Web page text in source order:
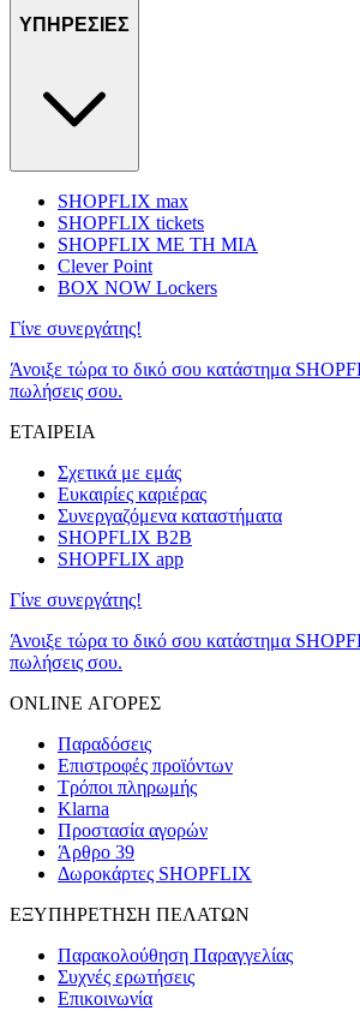
ΥΠΗΡΕΣΙΕΣ
SHOPFLIX max
SHOPFLIX tickets
SHOPFLIX ΜΕ ΤΗ ΜΙΑ
Clever Point
BOX NOW Lockers
Γίνε συνεργάτης!
Άνοιξε τώρα το δικό σου κατάστημα
πωλήσεις σου.
ΕΤΑΙΡΕΙΑ
Σχετικά με εμάς
Ευκαιρίες καριέρας
Συνεργαζόμενα καταστήματα
SHOPFLIX B2B
SHOPFLIX app
Γίνε συνεργάτης!
Άνοιξε τώρα το δικό σου κατάστημα
πωλήσεις σου.
ONLINE ΑΓΟΡΕΣ
Παραδόσεις
Επιστροφές προϊόντων
Τρόποι πληρωμής
Klarna
Προστασία αγορών
Άρθρο 39
Δωροκάρτες SHOPFLIX
ΕΞΥΠΗΡΕΤΗΣΗ ΠΕΛΑΤΩΝ
Παρακολούθηση Παραγγελίας
Συχνές ερωτήσεις
Επικοινωνία